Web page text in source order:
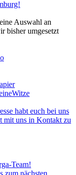
Auswahl an
bisher umgesetzt
habt euch bei uns
mit uns in Kontakt zu
Team!